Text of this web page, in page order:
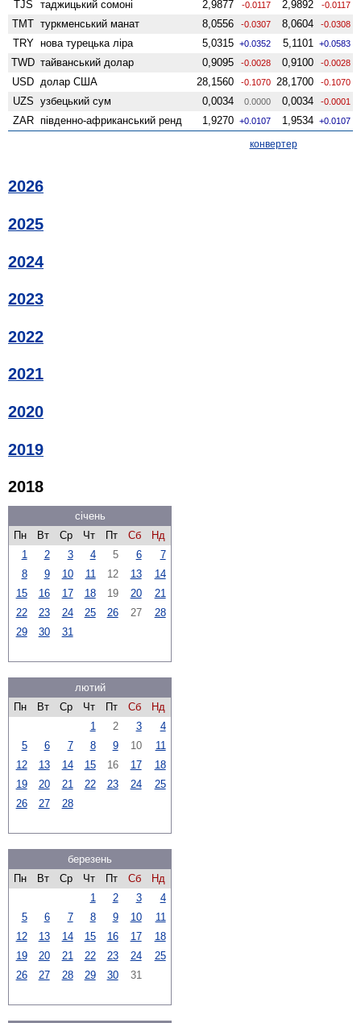
TJS таджицький сомоні 2,9877 -0.0117 2,9892 -0.0117
TMT туркменський манат 8,0556 -0.0307 8,0604 -0.0308
TRY нова турецька ліра 5,0315 +0.0352 5,1101 +0.0583
TWD тайванський долар 0,9095 -0.0028 0,9100 -0.0028
USD долар США 28,1560 -0.1070 28,1700 -0.1070
UZS узбецький сум 0,0034 0.0000 0,0034 -0.0001
ZAR південно-африканський ренд 1,9270 +0.0107 1,9534 +0.0107
конвертер
2026
2025
2024
2023
2022
2021
2020
2019
2018
січень
Пн
Вт Ср Чт Пт Сб
Нд
1
2 3 4 5 6
7
8
9 10 11 12 13
14
15
16 17 18 19 20
21
22
23 24 25 26 27
28
29
30 31
лютий
Пн
Вт Ср Чт Пт Сб
Нд
1
2 3
4
5
6 7 8 9 10
11
12
13 14 15 16 17
18
19
20 21 22 23 24
25
26
27 28
березень
Пн
Вт Ср Чт Пт Сб
Нд
1
2 3
4
5
6 7 8 9 10
11
12
13 14 15 16 17
18
19
20 21 22 23 24
25
26
27 28 29 30 31